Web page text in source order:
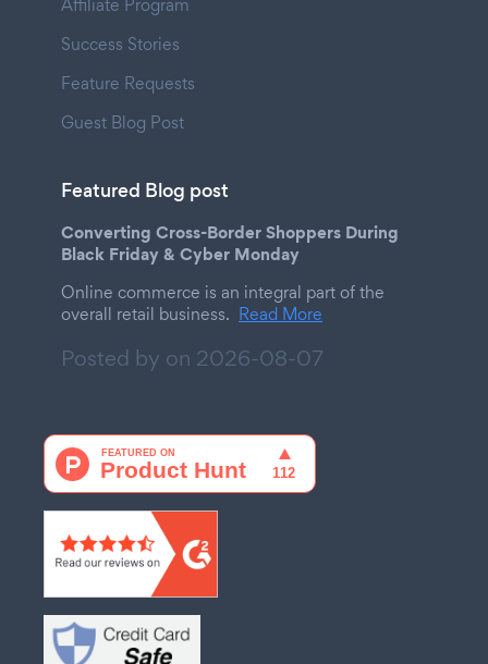
Affiliate Program
Success Stories
Feature Requests
Guest Blog Post
Featured Blog post
Converting Cross-Border Shoppers During
Black Friday & Cyber Monday
Online commerce is an integral part of the
overall retail business. Read More
Posted by on 2026-08-07